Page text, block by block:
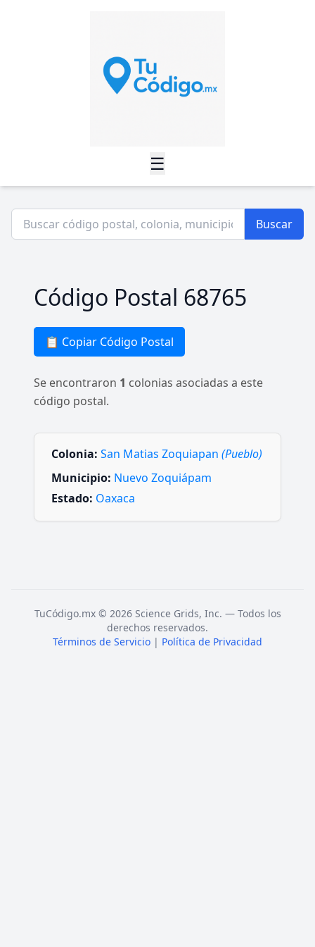
☰
Buscar
Código Postal 68765
📋 Copiar Código Postal
Se encontraron 1 colonias asociadas a este
código postal.
Colonia: San Matias Zoquiapan (Pueblo)
Municipio: Nuevo Zoquiápam
Estado: Oaxaca
TuCódigo.mx © 2026 Science Grids, Inc. — Todos los
derechos reservados.
Términos de Servicio | Política de Privacidad